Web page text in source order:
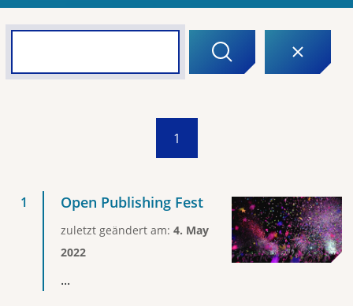
1
Open Publishing Fest
zuletzt geändert am: 4. May
2022
...